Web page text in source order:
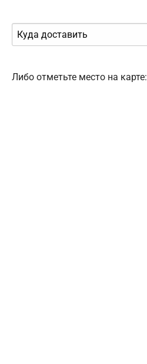
Либо отметьте место на карте: